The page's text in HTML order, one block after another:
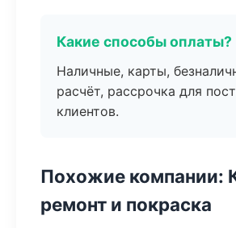
Какие способы оплаты?
Наличные, карты,
расчёт, рассрочка для
клиентов.
Похожие компании:
ремонт и покраска